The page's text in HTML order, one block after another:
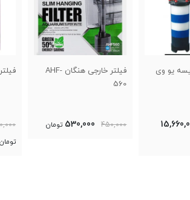
فیلتر خارجی هنگان AHF-
450,000 تومان
فیلتر سطلی اتمن CF-1200
6,800,000
5,857,000